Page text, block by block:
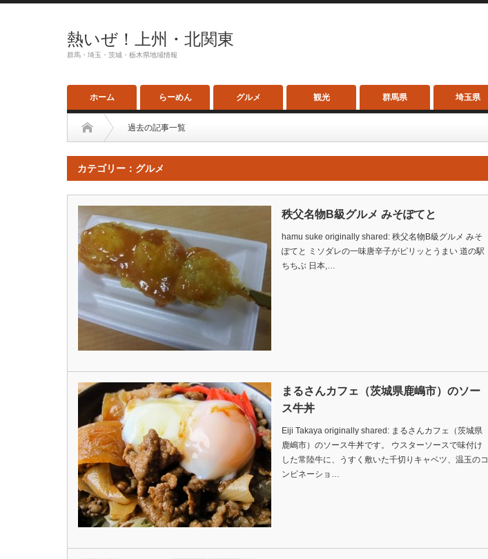
熱いぜ！上州・北関東
群馬・埼玉・茨城・栃木県地域情報
ホーム らーめん グルメ 観光 群馬県 埼玉県
過去の記事一覧
カテゴリー：グルメ
秩父名物B級グルメ みそぽてと
hamu suke originally shared: 秩父名物B級グルメ みそ
ぽてと ミソダレの一味唐辛子がピリッとうまい 道の駅
ちちぶ 日本,…
まるさんカフェ（茨城県鹿嶋市）のソー
ス牛丼
Eiji Takaya originally shared: まるさんカフェ（茨城県
鹿嶋市）のソース牛丼です。 ウスターソースで味付け
した常陸牛に、うすく敷いた千切りキャベツ、温玉のコ
ンビネーショ…